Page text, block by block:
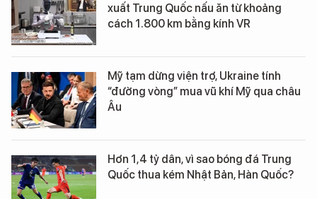
xuất Trung Quốc nấu ăn từ khoảng
cách 1.800 km bằng kính VR
Mỹ tạm dừng viện trợ, Ukraine tính
“đường vòng” mua vũ khí Mỹ qua châu
Âu
Hơn 1,4 tỷ dân, vì sao bóng đá Trung
Quốc thua kém Nhật Bản, Hàn Quốc?